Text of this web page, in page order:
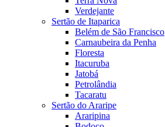
Verdejante
Sertão de Itaparica
Belém de São Francisco
Carnaubeira da Penha
Floresta
Itacuruba
Jatobá
Petrolândia
Tacaratu
Sertão do Araripe
Araripina